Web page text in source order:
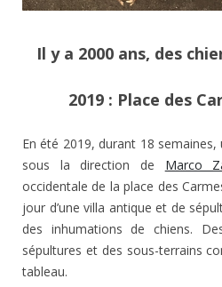
Il y a 2000 ans, des
2019 : Place des
En été 2019, durant 18 semaines,
sous la direction de Marco
occidentale de la place des
jour d’une villa antique et de
des inhumations de chiens.
sépultures et des sous-terrains
tableau.